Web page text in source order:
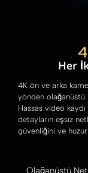
Her
4K ön ve arka
yönden olağanüstü
Hassas video
detayların eşsiz
güvenliğini ve
Olağanüstü